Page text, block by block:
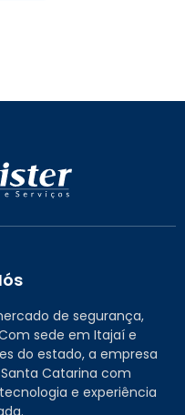
de segurança,
sede em Itajaí e
do estado, a empresa
Catarina com
e experiência